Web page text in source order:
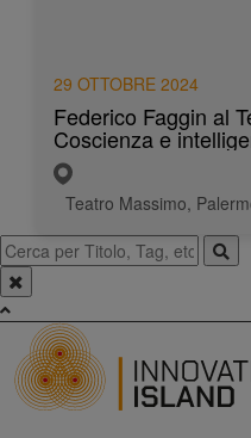
29 OTTOBRE 2024
Federico Faggin al
Coscienza e
Teatro Massimo,